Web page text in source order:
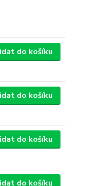
do košíku
do košíku
do košíku
do košíku